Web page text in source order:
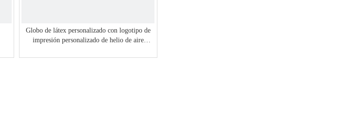
Globo de látex personalizado con logotipo de
impresión personalizado de helio de aire